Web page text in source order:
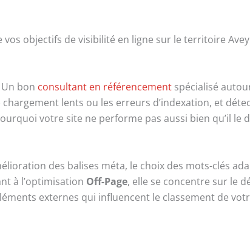
vos objectifs de visibilité en ligne sur le territoire
bon consultant en référencement spécialisé
lents ou les erreurs d’indexation, et
votre site ne performe pas aussi bien qu’il le
des balises méta, le choix des mots-clés
à l’optimisation Off-Page, elle se concentre sur le
externes qui influencent le classement de